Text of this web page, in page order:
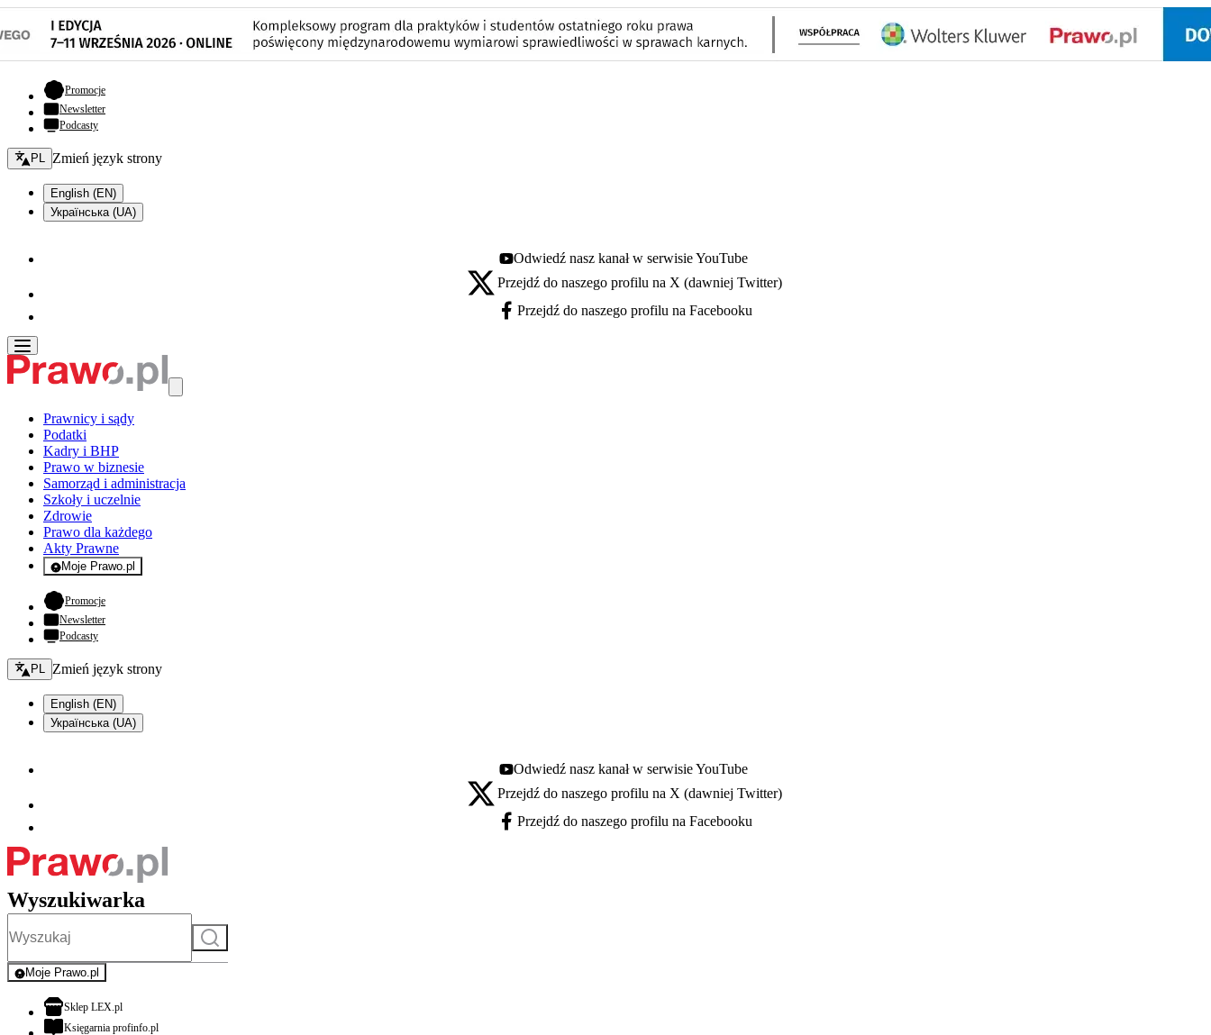
Promocje- otwiera się w nowej karcie
Newsletter
Podcasty
Zmień język - bieżący:
PL Zmień język strony
English (EN)
Українська (UA)
Youtube - otwiera się w nowej karcie
Odwiedź nasz kanał w serwisie YouTube
X - otwiera się w nowej karcie
Przejdź do naszego profilu na X (dawniej Twitter)
Facebook - otwiera się w nowej karcie
Przejdź do naszego profilu na Facebooku
Prawnicy i sądy
Podatki
Kadry i BHP
Prawo w biznesie
Samorząd i administracja
Szkoły i uczelnie
Zdrowie
Prawo dla każdego
Akty Prawne
Moje Prawo.pl
- rejestracja i logowanie do serwisu
Promocje- otwiera się w nowej karcie
Newsletter
Podcasty
Zmień język - bieżący:
PL Zmień język strony
English (EN)
Українська (UA)
Youtube - otwiera się w nowej karcie
Odwiedź nasz kanał w serwisie YouTube
X - otwiera się w nowej karcie
Przejdź do naszego profilu na X (dawniej Twitter)
Facebook - otwiera się w nowej karcie
Przejdź do naszego profilu na Facebooku
Wyszukiwarka
Szukaj
Moje Prawo.pl
- rejestracja i logowanie do serwisu
Sklep LEX.plotwiera się w nowej karcie
Księgarnia profinfo.plotwiera się w nowej karcie